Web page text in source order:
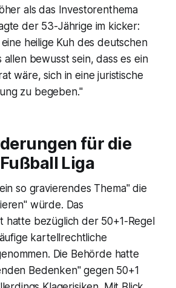
als das Investorenthema
der 53-Jährige im kicker:
heilige Kuh des deutschen
allen bewusst sein, dass es ein
wäre, sich in eine juristische
zu begeben."
für die
Liga
so gravierendes Thema" die
würde. Das
hatte bezüglich der 50+1-Regel
kartellrechtliche
Die Behörde hatte
Bedenken" gegen 50+1